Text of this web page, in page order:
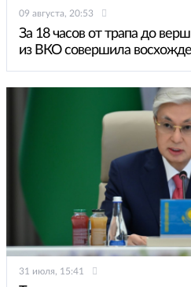
09 августа, 20:53
За 18 часов от трапа до
из ВКО совершила
31 июля, 15:41